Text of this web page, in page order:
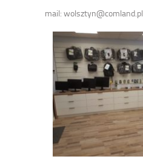
mail: wolsztyn@comland.pl